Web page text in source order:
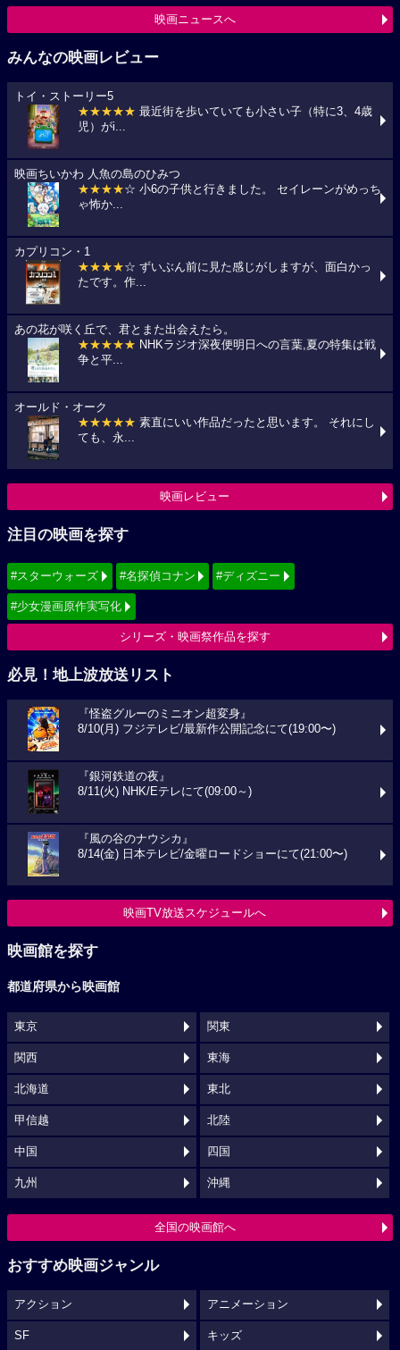
映画ニュースへ
みんなの映画レビュー
トイ・ストーリー5
★★★★★ 最近街を歩いていても小さい子（特に3、4歳
児）がi...
映画ちいかわ 人魚の島のひみつ
★★★★☆ 小6の子供と行きました。 セイレーンがめっち
ゃ怖か...
カプリコン・1
★★★★☆ ずいぶん前に見た感じがしますが、面白かっ
たです。作...
あの花が咲く丘で、君とまた出会えたら。
★★★★★ NHKラジオ深夜便明日への言葉,夏の特集は戦
争と平...
オールド・オーク
★★★★★ 素直にいい作品だったと思います。 それにし
ても、永...
映画レビュー
注目の映画を探す
#スターウォーズ #名探偵コナン #ディズニー
#少女漫画原作実写化
シリーズ・映画祭作品を探す
必見！地上波放送リスト
『怪盗グルーのミニオン超変身』
8/10(月) フジテレビ/最新作公開記念にて(19:00〜)
『銀河鉄道の夜』
8/11(火) NHK/Eテレにて(09:00～)
『風の谷のナウシカ』
8/14(金) 日本テレビ/金曜ロードショーにて(21:00〜)
映画TV放送スケジュールへ
映画館を探す
都道府県から映画館
東京 関東
関西 東海
北海道 東北
甲信越 北陸
中国 四国
九州 沖縄
全国の映画館へ
おすすめ映画ジャンル
アクション アニメーション
SF キッズ